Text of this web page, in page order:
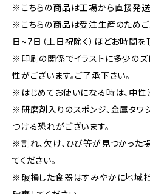
※こちらの商品は工場から直接発送
※こちらの商品は受注生産のため
日~7日（土日祝除く）ほどお時間を
※印刷の関係でイラストに多少の
性がございます。ご了承下さい。
※はじめてお使いになる時は、中性
※研磨剤入りのスポンジ、金属タワ
つける恐れがございます。
※割れ、欠け、ひび等が見つかった
てください。
※破損した食器はすみやかに地域